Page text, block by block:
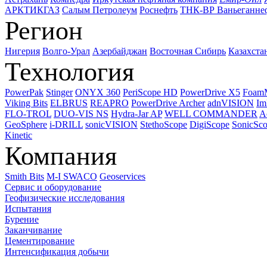
АРКТИКГАЗ Салым Петролеум Роснефть ТНК-ВР
Регион
Нигерия Волго-Урал Азербайджан Восточная Сибирь
Технология
PowerPak Stinger ONYX 360 PeriScope HD PowerDrive X5
Viking Bits ELBRUS REAPRO PowerDrive Archer adnVISION
FLO-TROL DUO-VIS NS Hydra-Jar AP WELL COMMANDER
GeoSphere i-DRILL sonicVISION StethoScope DigiScope
Kinetic
Компания
Smith Bits M-I SWACO Geoservices
Сервис и оборудование
Геофизические исследования
Испытания
Бурение
Заканчивание
Цементирование
Интенсификация добычи